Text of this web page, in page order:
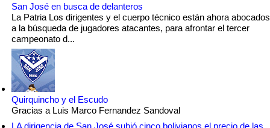
San José en busca de delanteros
La Patria Los dirigentes y el cuerpo técnico están ahora abocados
a la búsqueda de jugadores atacantes, para afrontar el tercer
campeonato d...
Quirquincho y el Escudo
Gracias a Luis Marco Fernandez Sandoval
LA dirigencia de San José subió cinco bolivianos el precio de las